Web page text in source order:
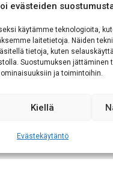
evästeiden
käytämme teknologioita,
laitetietoja. Näiden
tietoja, kuten
Suostumuksen jättäminen
ja toimintoihin.
Kiellä
Evästekäytäntö